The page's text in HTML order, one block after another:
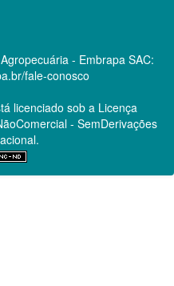
- Embrapa SAC:
fale-conosco
licenciado sob a Licença
- SemDerivações